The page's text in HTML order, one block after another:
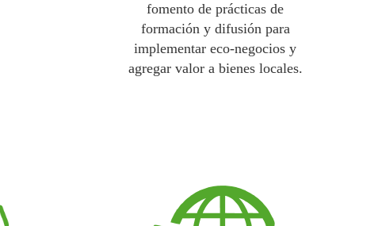
fomento de prácticas de
formación y difusión para
implementar eco-negocios y
agregar valor a bienes locales.